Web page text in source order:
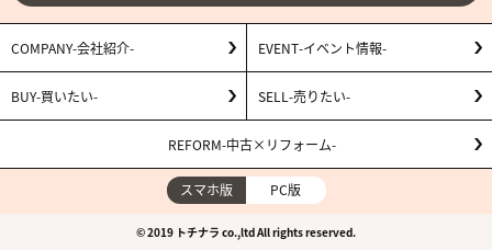
COMPANY 会社紹介 EVENT イベント情報
BUY 買いたい SELL 売りたい
REFORM 中古×リフォーム
スマホ版 PC版
© 2019 トチナラ co.,ltd All rights reserved.